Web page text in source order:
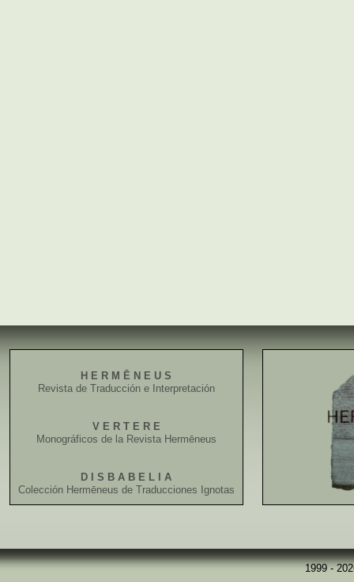
H E R M Ē N E U S
Revista de Traducción e Interpretación
V E R T E R E
Monográficos de la Revista Hermēneus
D I S B A B E L I A
Colección Hermēneus de Traducciones Ignotas
1999 -